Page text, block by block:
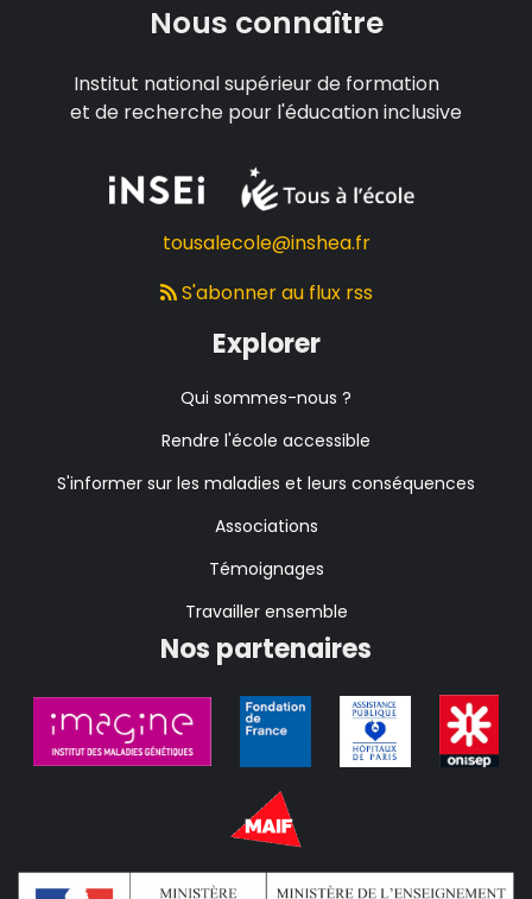
Nous connaître
Institut national supérieur de formation
et de recherche pour l'éducation inclusive
tousalecole@inshea.fr
S'abonner au flux rss
Explorer
Qui sommes-nous ?
Rendre l'école accessible
S'informer sur les maladies et leurs conséquences
Associations
Témoignages
Travailler ensemble
Nos partenaires